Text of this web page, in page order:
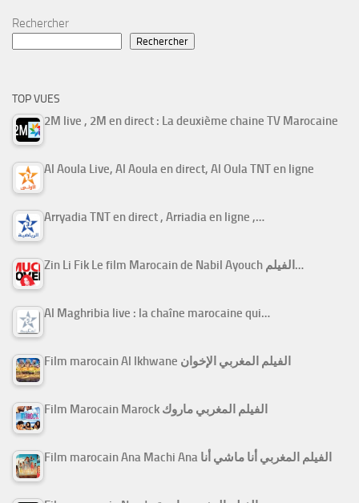
Rechercher
Rechercher
TOP VUES
2M live , 2M en direct : La deuxième chaine TV Marocaine
Al Aoula Live, Al Aoula en direct, Al Oula TNT en ligne
Arryadia TNT en direct , Arriadia en ligne ,…
Zin Li Fik Le film Marocain de Nabil Ayouch الفيلم…
Al Maghribia live : la chaîne marocaine qui…
Film marocain Al Ikhwane الفيلم المغربي الإخوان
Film Marocain Marock الفيلم المغربي ماروك
Film marocain Ana Machi Ana الفيلم المغربي أنا ماشي أنا